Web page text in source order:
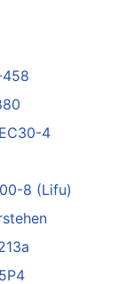
4
8 (Lifu)